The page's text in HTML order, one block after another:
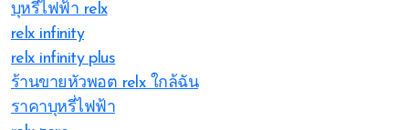
บุหรี่ไฟฟ้า relx
relx infinity
relx infinity plus
ร้านขายหัวพอต relx ใกล้ฉัน
ราคาบุหรี่ไฟฟ้า